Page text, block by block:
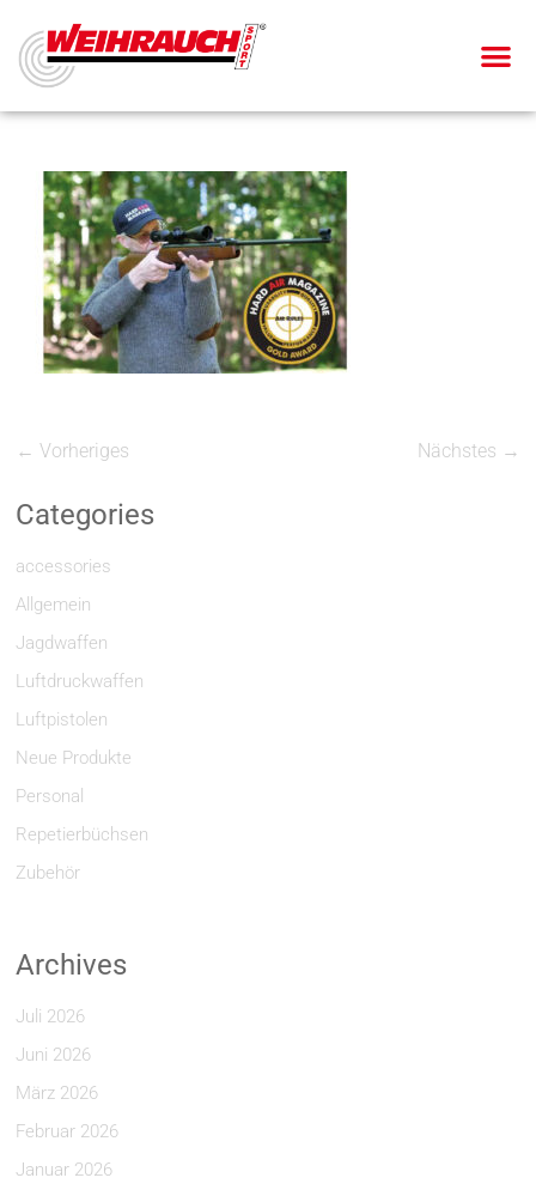
← Vorheriges Nächstes →
Categories
accessories
Allgemein
Jagdwaffen
Luftdruckwaffen
Luftpistolen
Neue Produkte
Personal
Repetierbüchsen
Zubehör
Archives
Juli 2026
Juni 2026
März 2026
Februar 2026
Januar 2026